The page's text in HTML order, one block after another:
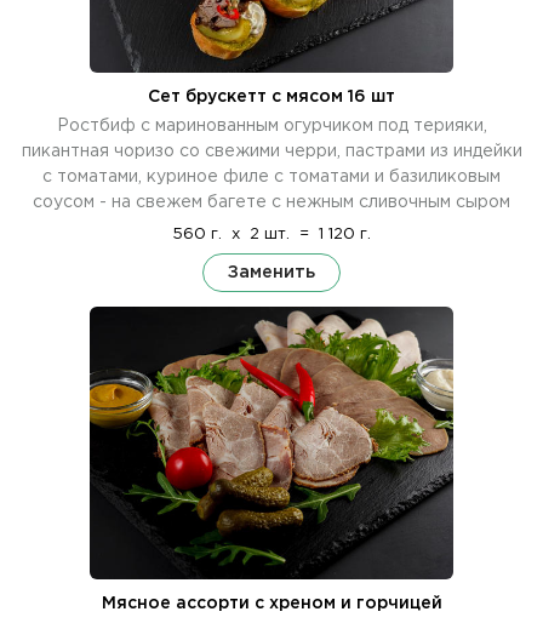
Сет брускетт с мясом 16 шт
Ростбиф с маринованным огурчиком под терияки,
пикантная чоризо со свежими черри, пастрами из индейки
с томатами, куриное филе с томатами и базиликовым
соусом - на свежем багете с нежным сливочным сыром
560 г. x 2 шт. = 1 120 г.
Заменить
Мясное ассорти с хреном и горчицей